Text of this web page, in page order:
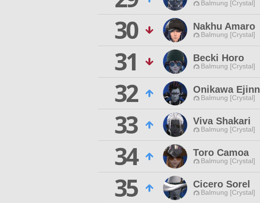
Balmung [Crystal]
30
Nakhu Amaro
Balmung [Crystal]
31
Becki Horo
Balmung [Crystal]
32
Onikawa Ejinn
Balmung [Crystal]
33
Viva Shakari
Balmung [Crystal]
34
Toro Camoa
Balmung [Crystal]
35
Cicero Sorel
Balmung [Crystal]